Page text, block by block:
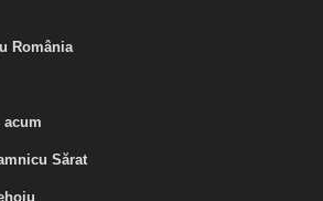
România
Sărat